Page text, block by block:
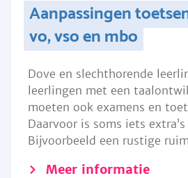
Aanpassingen
vo, vso en mbo
Dove en slechthorende
leerlingen met een
moeten ook examens en
Daarvoor is soms iets
Bijvoorbeeld een rustige
Meer informatie